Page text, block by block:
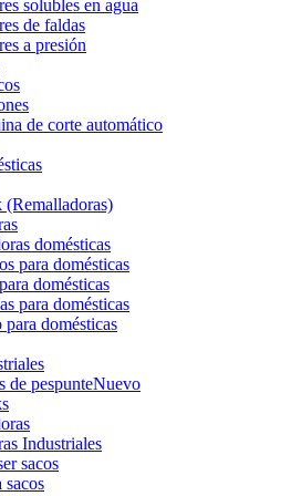
solubles en agua
de faldas
a presión
de corte automático
domésticas
para domésticas
domésticas
para domésticas
para domésticas
de pespunteNuevo
Industriales
sacos